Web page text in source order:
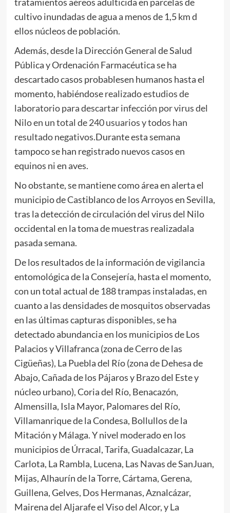
cultivo inundadas de agua a menos de 1,5 km d
ellos núcleos de población.
Además, desde la Dirección General de Salud
Pública y Ordenación Farmacéutica se ha
descartado casos probablesen humanos hasta el
momento, habiéndoserealizado estudios de
laboratorio para descartar infección por virus del
Nilo en un total de 240 usuarios y todos han
resultado negativos.Durante esta semana
tampoco se han registrado nuevos casos en
equinos ni en aves.
No obstante, se mantiene como área en alerta el
municipio de Castiblanco de los Arroyos en Sevilla,
tras la detección de circulación del virus del Nilo
occidental en la toma de muestras realizadala
pasada semana.
De los resultados de la información de vigilancia
entomológica de la Consejería, hasta el momento,
con un total actual de 188 trampas instaladas, en
cuanto a las densidades de mosquitos observadas
en las últimas capturas disponibles, se ha
detectado abundancia en los municipios de Los
Palacios y Villafranca (zona de Cerro de las
Cigüeñas), La Puebla del Río (zona de Dehesa de
Abajo, Cañada de los Pájaros y Brazo del Este y
núcleo urbano), Coria del Río, Benacazón,
Almensilla, Isla Mayor, Palomares del Río,
Villamanrique de la Condesa, Bollullos de la
Mitación y Málaga. Y nivel moderado en los
municipios de Úrracal, Tarifa, Guadalcazar, La
Carlota, La Rambla, Lucena, Las Navas de SanJuan,
Mijas, Alhaurín de la Torre, Cártama, Gerena,
Guillena, Gelves, Dos Hermanas, Aznalcázar,
Mairena del Aljarafe el Viso del Alcor, y La